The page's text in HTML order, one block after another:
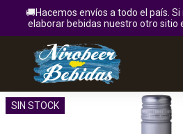
🚚Hacemos envíos a todo el país.
elaborar bebidas nuestro otro sitio
SIN STOCK